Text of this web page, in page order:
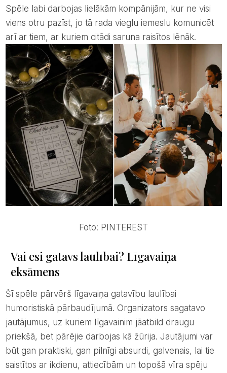
Spēle labi darbojas lielākām kompānijām, kur ne visi
viens otru pazīst, jo tā rada vieglu iemeslu komunicēt
arī ar tiem, ar kuriem citādi saruna raisītos lēnāk.
Foto: PINTEREST
Vai esi gatavs laulībai? Līgavaiņa
eksāmens
Šī spēle pārvērš līgavaiņa gatavību laulībai
humoristiskā pārbaudījumā. Organizators sagatavo
jautājumus, uz kuriem līgavainim jāatbild draugu
priekšā, bet pārējie darbojas kā žūrija. Jautājumi var
būt gan praktiski, gan pilnīgi absurdi, galvenais, lai tie
saistītos ar ikdienu, attiecībām un topošā vīra spēju